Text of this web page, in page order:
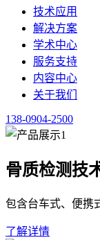
技术应用
解决方案
学术中心
服务支持
内容中心
关于我们
138-0904-2500
骨质检测技
包含台车式、便携
了解详情